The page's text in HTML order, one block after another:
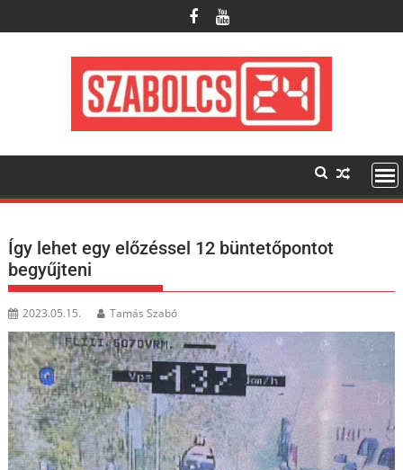
to
Így lehet egy előzéssel 12 büntetőpontot
begyűjteni
2023.05.15. Tamás Szabó